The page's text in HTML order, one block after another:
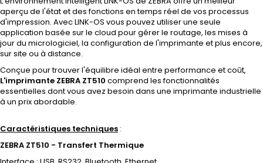
aperçu de l'état et des fonctions en temps réel de vos processus
d'impression. Avec LINK-OS vous pouvez utiliser une seule
application basée sur le cloud pour gérer le routage, les mises à
jour du micrologiciel, la configuration de l'imprimante et plus encore,
sur site ou à distance.
Conçue pour trouver l'équilibre idéal entre performance et coût,
L'imprimante ZEBRA ZT510 comprend les fonctionnalités
essentielles dont vous avez besoin dans une imprimante industrielle
à un prix abordable.
Caractéristiques techniques :
ZEBRA ZT510 - Transfert Thermique